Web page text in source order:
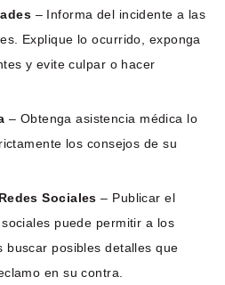
– Informa del incidente a las
Explique lo ocurrido, exponga
y evite culpar o hacer
– Obtenga asistencia médica lo
los consejos de su
Sociales – Publicar el
puede permitir a los
buscar posibles detalles que
en su contra.